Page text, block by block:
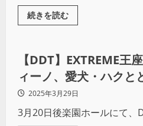
続きを読む
プロレス
【DDT】EXTREME王
ィーノ、愛犬・ハクと
チを振り返る。「20年
をお互い出しきれたん
2025年3月29日
3月20日後楽園ホールにて、